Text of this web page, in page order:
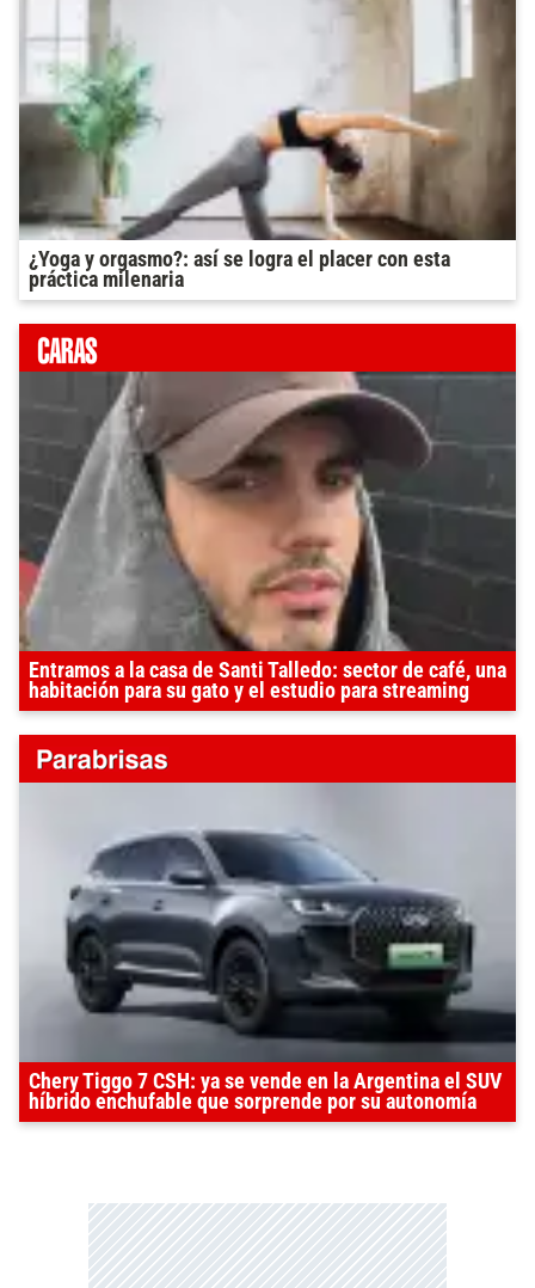
¿Yoga y orgasmo?: así se logra el placer con esta
práctica milenaria
Entramos a la casa de Santi Talledo: sector de café, una
habitación para su gato y el estudio para streaming
Chery Tiggo 7 CSH: ya se vende en la Argentina el SUV
híbrido enchufable que sorprende por su autonomía